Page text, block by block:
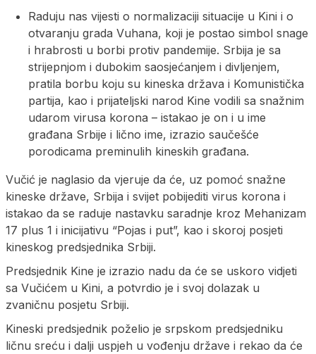
Raduju nas vijesti o normalizaciji situacije u Kini i o
otvaranju grada Vuhana, koji je postao simbol snage
i hrabrosti u borbi protiv pandemije. Srbija je sa
strijepnjom i dubokim saosjećanjem i divljenjem,
pratila borbu koju su kineska država i Komunistička
partija, kao i prijateljski narod Kine vodili sa snažnim
udarom virusa korona – istakao je on i u ime
građana Srbije i lično ime, izrazio saučešće
porodicama preminulih kineskih građana.
Vučić je naglasio da vjeruje da će, uz pomoć snažne
kineske države, Srbija i svijet pobijediti virus korona i
istakao da se raduje nastavku saradnje kroz Mehanizam
17 plus 1 i inicijativu “Pojas i put”, kao i skoroj posjeti
kineskog predsjednika Srbiji.
Predsjednik Kine je izrazio nadu da će se uskoro vidjeti
sa Vučićem u Kini, a potvrdio je i svoj dolazak u
zvaničnu posjetu Srbiji.
Kineski predsjednik poželio je srpskom predsjedniku
ličnu sreću i dalji uspjeh u vođenju države i rekao da će